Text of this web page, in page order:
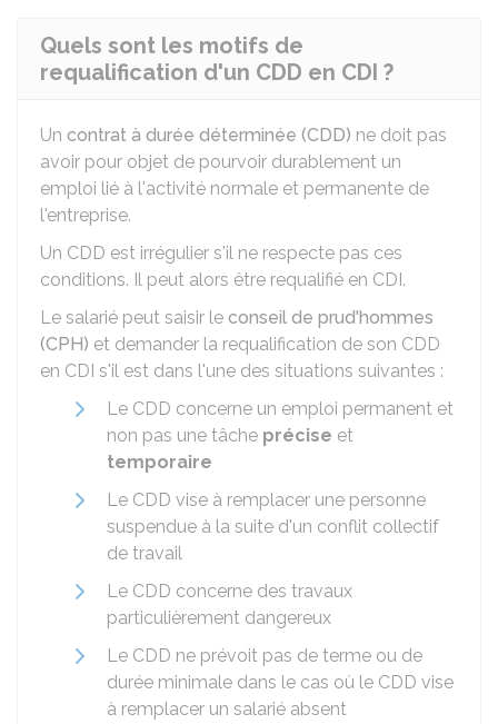
Quels sont les motifs de
requalification d'un CDD en CDI ?
Un contrat à durée déterminée (CDD) ne doit pas
avoir pour objet de pourvoir durablement un
emploi lié à l'activité normale et permanente de
l'entreprise.
Un CDD est irrégulier s'il ne respecte pas ces
conditions. Il peut alors être requalifié en CDI.
Le salarié peut saisir le conseil de prud'hommes
(CPH) et demander la requalification de son CDD
en CDI s'il est dans l'une des situations suivantes :
Le CDD concerne un emploi permanent et
non pas une tâche précise et
temporaire
Le CDD vise à remplacer une personne
suspendue à la suite d'un conflit collectif
de travail
Le CDD concerne des travaux
particulièrement dangereux
Le CDD ne prévoit pas de terme ou de
durée minimale dans le cas où le CDD vise
à remplacer un salarié absent